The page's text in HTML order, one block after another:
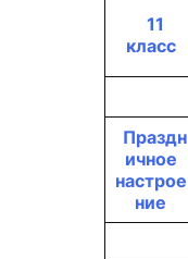
11
класс
Праздн
ичное
настрое
ние